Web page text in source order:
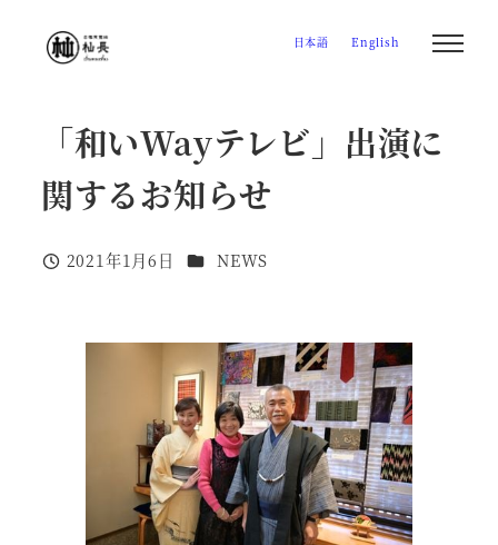
日本語 English
「和いWayテレビ」出演に
関するお知らせ
投稿日
2021年1月6日 カテゴリー
NEWS